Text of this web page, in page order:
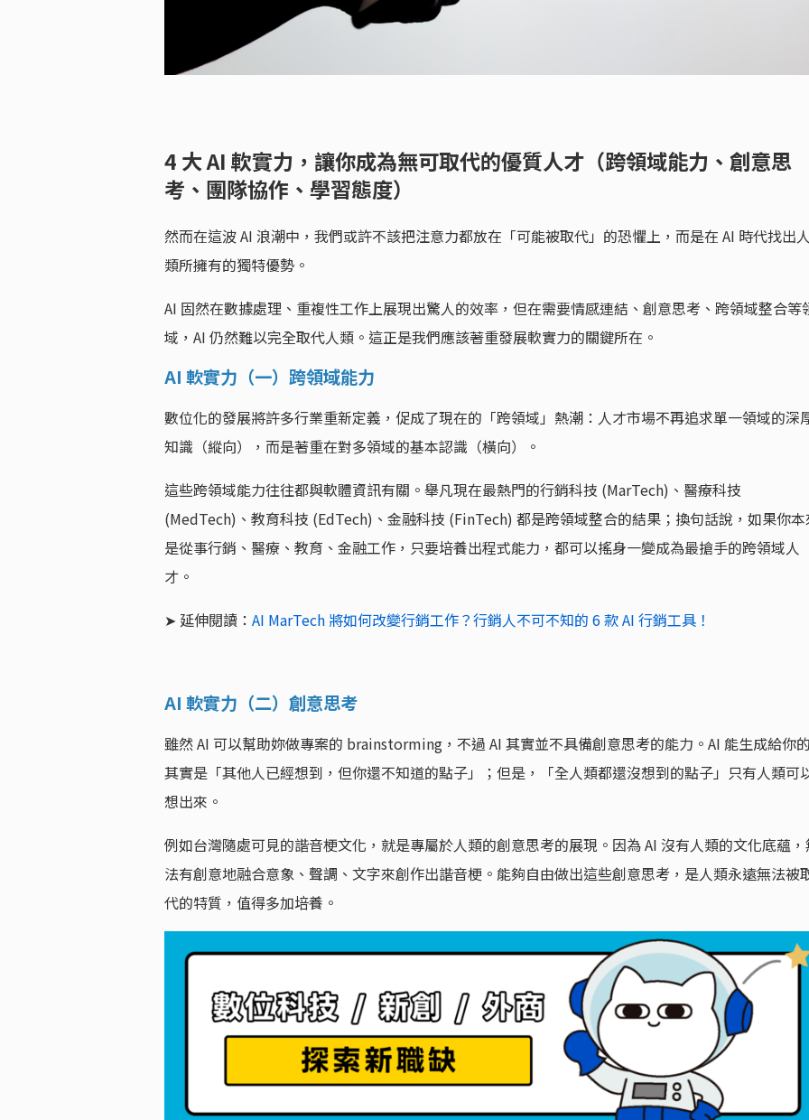
4 大 AI 軟實力，讓你成為無可取代的優質人才（跨領域能力、創意思
考、團隊協作、學習態度）
然而在這波 AI 浪潮中，我們或許不該把注意力都放在「可能被取代」的恐懼上，而是在 AI 時代找出
類所擁有的獨特優勢。
AI 固然在數據處理、重複性工作上展現出驚人的效率，但在需要情感連結、創意思考、跨領域整合等
域，AI 仍然難以完全取代人類。這正是我們應該著重發展軟實力的關鍵所在。
AI 軟實力（一）跨領域能力
數位化的發展將許多行業重新定義，促成了現在的「跨領域」熱潮：人才市場不再追求單一領域的深
知識（縱向），而是著重在對多領域的基本認識（橫向）。
這些跨領域能力往往都與軟體資訊有關。舉凡現在最熱門的行銷科技 (MarTech)、醫療科技
(MedTech)、教育科技 (EdTech)、金融科技 (FinTech) 都是跨領域整合的結果；換句話說，如果你
是從事行銷、醫療、教育、金融工作，只要培養出程式能力，都可以搖身一變成為最搶手的跨領域人
才。
➤ 延伸閱讀： AI MarTech 將如何改變行銷工作？行銷人不可不知的 6 款 AI 行銷工具！
AI 軟實力（二）創意思考
雖然 AI 可以幫助妳做專案的 brainstorming，不過 AI 其實並不具備創意思考的能力。AI 能生成給你
其實是「其他人已經想到，但你還不知道的點子」；但是，「全人類都還沒想到的點子」只有人類可
想出來。
例如台灣隨處可見的諧音梗文化，就是專屬於人類的創意思考的展現。因為 AI 沒有人類的文化底蘊
法有創意地融合意象、聲調、文字來創作出諧音梗。能夠自由做出這些創意思考，是人類永遠無法被
代的特質，值得多加培養。